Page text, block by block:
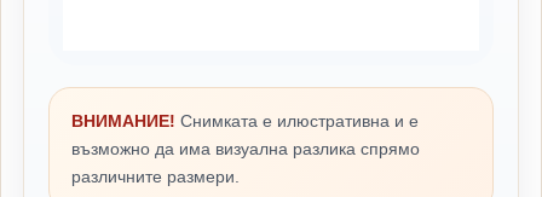
ВНИМАНИЕ! Снимката е илюстративна и е
възможно да има визуална разлика спрямо
различните размери.